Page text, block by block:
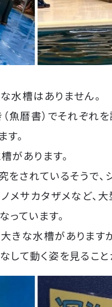
水槽はありません。
魚暦書）でそれぞれ
。
があります。
されているそうで、
メサカタザメなど、
ています。
きな水槽があります
て動く姿を見ること